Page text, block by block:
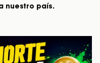
nuestro país.